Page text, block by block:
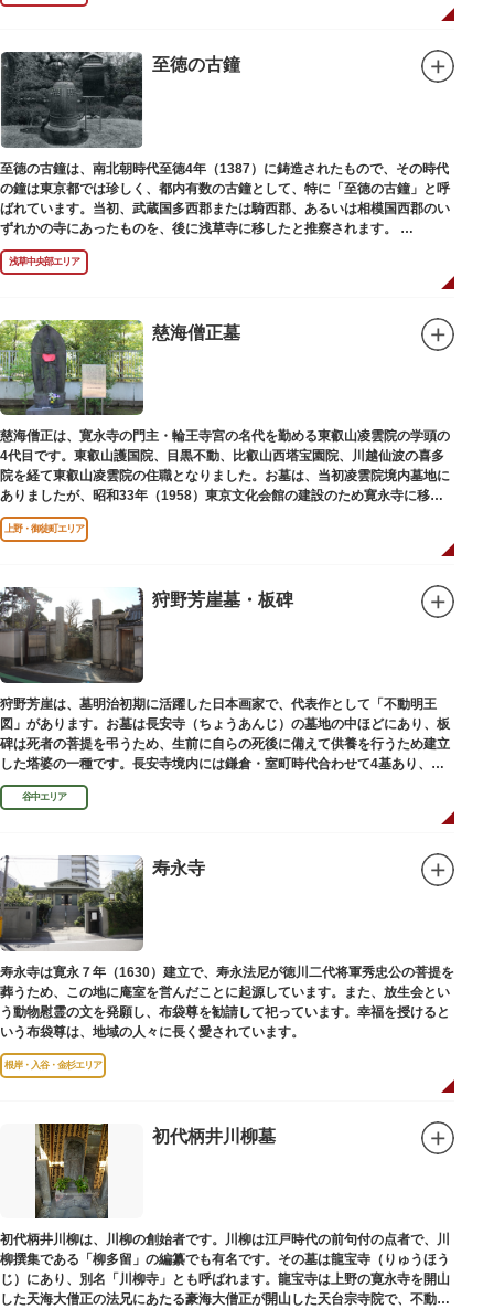
至徳の古鐘
至徳の古鐘は、南北朝時代至徳4年（1387）に鋳造されたもので、その時代
の鐘は東京都では珍しく、都内有数の古鐘として、特に「至徳の古鐘」と呼
ばれています。当初、武蔵国多西郡または騎西郡、あるいは相模国西郡のい
ずれかの寺にあったものを、後に浅草寺に移したと推察されます。
現在は、五重塔北側の絵馬堂内に保管されています。絵馬堂は通常非公開と
なっていますが、不定期で行われる「伝法院庭園拝観と絵馬展」が開催され
浅草中央部エリア
慈海僧正墓
慈海僧正は、寛永寺の門主・輪王寺宮の名代を勤める東叡山凌雲院の学頭の
4代目です。東叡山護国院、目黒不動、比叡山西塔宝園院、川越仙波の喜多
院を経て東叡山凌雲院の住職となりました。お墓は、当初凌雲院境内墓地に
ありましたが、昭和33年（1958）東京文化会館の建設のため寛永寺に移築
されました。
上野・御徒町エリア
狩野芳崖墓・板碑
狩野芳崖は、墓明治初期に活躍した日本画家で、代表作として「不動明王
図」があります。お墓は長安寺（ちょうあんじ）の墓地の中ほどにあり、板
碑は死者の菩提を弔うため、生前に自らの死後に備えて供養を行うため建立
した塔婆の一種です。長安寺境内には鎌倉・室町時代合わせて4基あり、
「長安寺板碑」として台東区の有形文化財に指定されています。
谷中エリア
寿永寺
寿永寺は寛永７年（1630）建立で、寿永法尼が徳川二代将軍秀忠公の菩提を
葬うため、この地に庵室を営んだことに起源しています。また、放生会とい
う動物慰霊の文を発願し、布袋尊を勧請して祀っています。幸福を授けると
いう布袋尊は、地域の人々に長く愛されています。
根岸・入谷・金杉エリア
初代柄井川柳墓
初代柄井川柳は、川柳の創始者です。川柳は江戸時代の前句付の点者で、川
柳撰集である「柳多留」の編纂でも有名です。その墓は龍宝寺（りゅうほう
じ）にあり、別名「川柳寺」とも呼ばれます。龍宝寺は上野の寛永寺を開山
した天海大僧正の法兄にあたる豪海大僧正が開山した天台宗寺院で、不動明